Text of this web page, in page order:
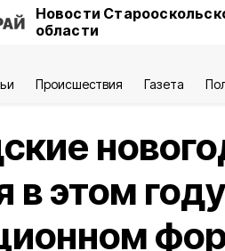
Новости
области
Происшествия Газета
в этом году